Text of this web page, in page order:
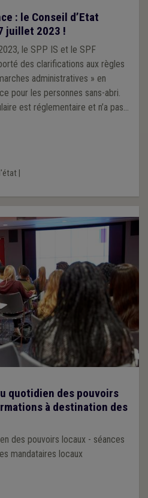
: le Conseil d’Etat
juillet 2023 !
le SPP IS et le SPF
des clarifications aux règles
administratives » en
pour les personnes sans-abri.
est réglementaire et n’a pas
|
quotidien des pouvoirs
à destination des
des pouvoirs locaux - séances
mandataires locaux